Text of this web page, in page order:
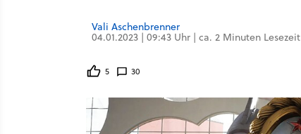
Vali Aschenbrenner
04.01.2023 | 09:43 Uhr | ca. 2 Minuten Lesezeit
5 30